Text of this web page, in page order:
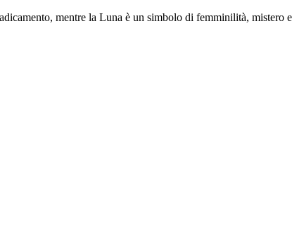
mentre la Luna è un simbolo di femminilità, mistero